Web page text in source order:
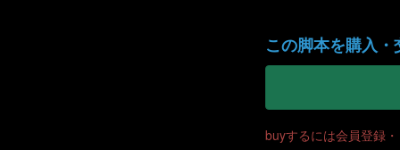
この脚本を購入
buyするには会員登録・